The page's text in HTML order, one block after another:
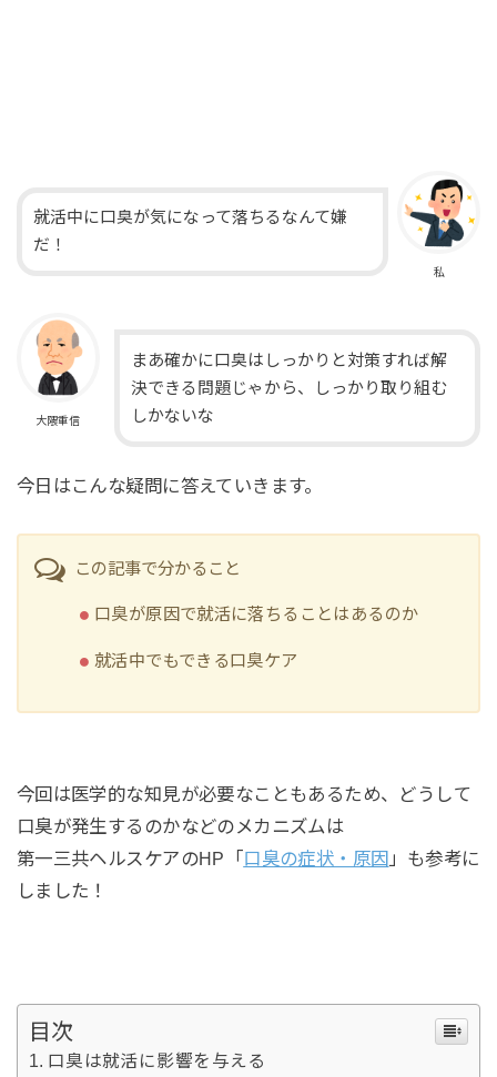
私
就活中に口臭が気になって落ちるなんて嫌
だ！
大隈重信
まあ確かに口臭はしっかりと対策すれば解
決できる問題じゃから、しっかり取り組む
しかないな
今日はこんな疑問に答えていきます。
この記事で分かること
口臭が原因で就活に落ちることはあるのか
就活中でもできる口臭ケア
今回は医学的な知見が必要なこともあるため、どうして
口臭が発生するのかなどのメカニズムは
第一三共ヘルスケアのHP「 口臭の症状・原因 」も参考に
しました！
目次
口臭は就活に影響を与える